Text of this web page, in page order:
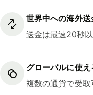
世界中への海外送
送金は最速20秒以
グローバルに使
複数の通貨で受取